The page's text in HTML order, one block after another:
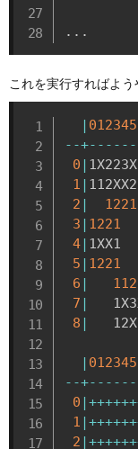
. . .
これを実行すればよう
|
- -+- - - - - -
0 |
1 |
2 | 1221
3 | 1221
4 |
5 | 1221
6 |
7 |
8 |
|
- -+- - - - - -
0 | ++++++
1 | ++++++
2 | ++++++